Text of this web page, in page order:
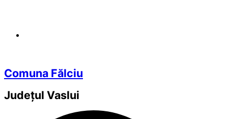
Comuna Fălciu
Județul Vaslui